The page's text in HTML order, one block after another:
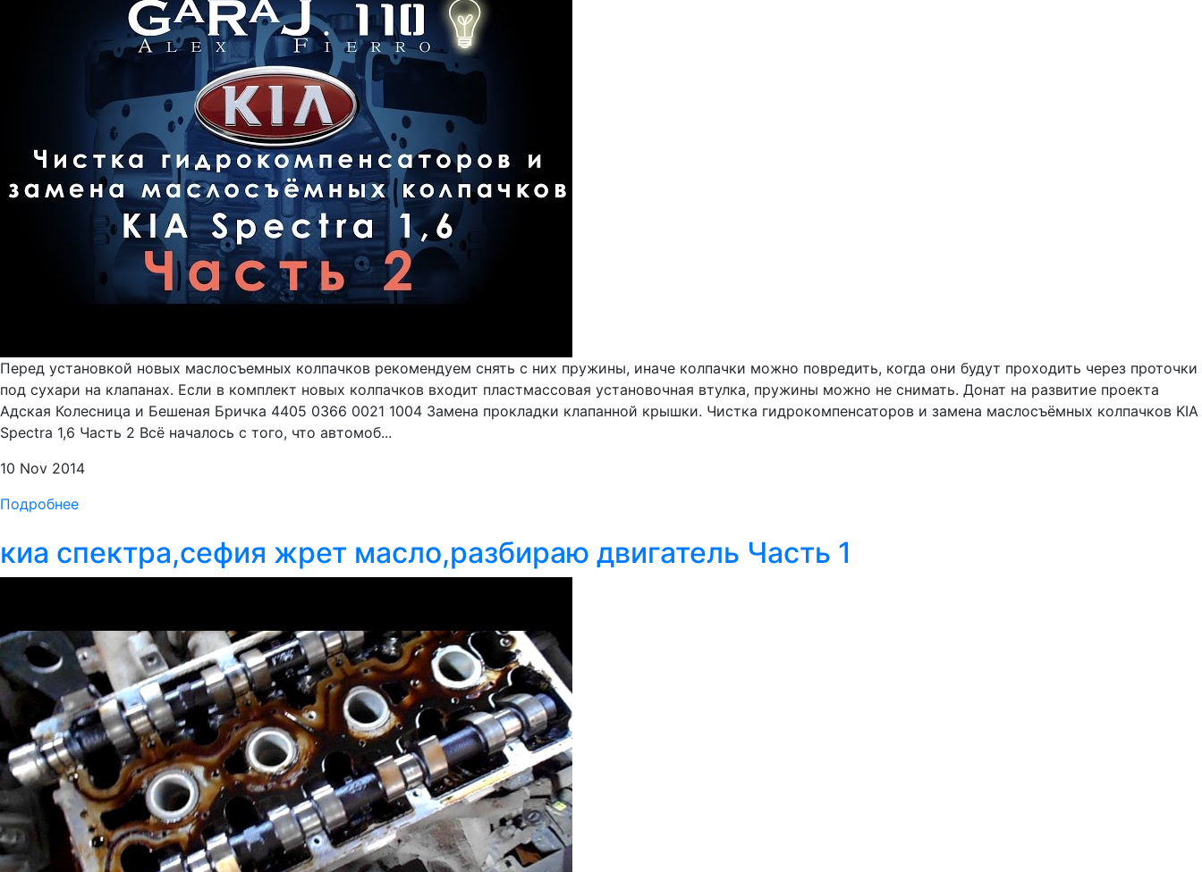
Перед установкой новых маслосъемных колпачков рекомендуем снять с них пружины, иначе колпачки можно повредить, когда они будут проходить через проточки
под сухари на клапанах. Если в комплект новых колпачков входит пластмассовая установочная втулка, пружины можно не снимать. Донат на развитие проекта
Адская Колесница и Бешеная Бричка 4405 0366 0021 1004 Замена прокладки клапанной крышки. Чистка гидрокомпенсаторов и замена маслосъёмных колпачков KIA
Spectra 1,6 Часть 2 Всё началось с того, что автомоб...
10 Nov 2014
Подробнее
киа спектра,сефия жрет масло,разбираю двигатель Часть 1